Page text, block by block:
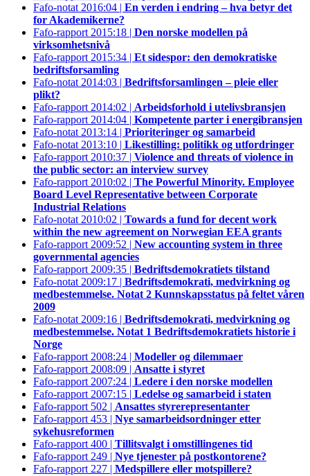
Fafo-notat 2016:04 | En verden i endring – hva betyr det
for Akademikerne?
Fafo-rapport 2015:18 | Den norske modellen på
virksomhetsnivå
Fafo-rapport 2015:34 | Et sidespor: den demokratiske
bedriftsforsamling
Fafo-notat 2014:03 | Bedriftsforsamlingen – pleie eller
plikt?
Fafo-rapport 2014:02 | Arbeidsforhold i utelivsbransjen
Fafo-rapport 2014:04 | Kompetente parter i energibransjen
Fafo-notat 2013:14 | Prioriteringer og samarbeid
Fafo-notat 2013:10 | Likestilling: politikk og utfordringer
Fafo-rapport 2010:37 | Violence and threats of violence in
the public sector: an interview survey
Fafo-rapport 2010:02 | The Powerful Minority. Employee
Board Level Representative between Corporate
Industrial Relations
Fafo-notat 2010:02 | Towards a fund for decent work
within the new agreement on Norwegian EEA grants
Fafo-rapport 2009:52 | New accounting system in three
governmental agencies
Fafo-rapport 2009:35 | Bedriftsdemokratiets tilstand
Fafo-notat 2009:17 | Bedriftsdemokrati, medvirkning og
medbestemmelse. Notat 2 Kunnskapsstatus på feltet våren
2009
Fafo-notat 2009:16 | Bedriftsdemokrati, medvirkning og
medbestemmelse. Notat 1 Bedriftsdemokratiets historie i
Norge
Fafo-rapport 2008:24 | Modeller og dilemmaer
Fafo-rapport 2008:09 | Ansatte i styret
Fafo-rapport 2007:24 | Ledere i den norske modellen
Fafo-rapport 2007:15 | Ledelse og samarbeid i staten
Fafo-rapport 502 | Ansattes styrerepresentanter
Fafo-rapport 453 | Nye samarbeidsordninger etter
sykehusreformen
Fafo-rapport 400 | Tillitsvalgt i omstillingenes tid
Fafo-rapport 249 | Nye tjenester på postkontorene?
Fafo-rapport 227 | Medspillere eller motspillere?